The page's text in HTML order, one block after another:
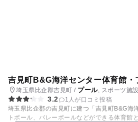
吉見町B&G海洋センター体育館・
埼玉県比企郡吉見町 / プール, スポーツ施設
3.2
1人が口コミ投稿
埼玉県比企郡の吉見町に建つ「吉見町B&G海
トボール、バレーボールなどができる体育館